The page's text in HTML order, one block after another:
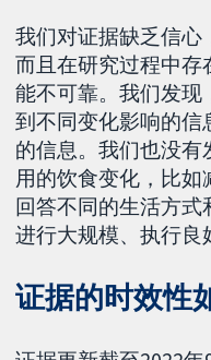
我们对证据缺乏信心
而且在研究过程中
能不可靠。我们发现
到不同变化影响的信
的信息。我们也没有
用的饮食变化，比
回答不同的生活方
进行大规模、执行良
证据的时效性